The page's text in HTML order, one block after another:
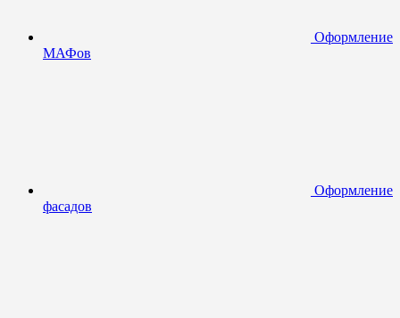
Оформление
МАФов
Оформление
фасадов